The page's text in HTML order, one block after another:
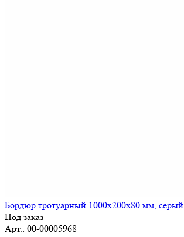
Бордюр тротуарный 1000х200х80 мм, серый
Под заказ
Арт.: 00-00005968